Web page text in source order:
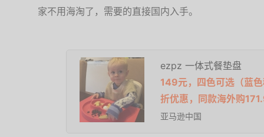
家不用海淘了，需要的直接国内入手。
ezpz 一体式餐垫盘
149元，四色可选（蓝
折优惠，同款海外购
亚马逊中国